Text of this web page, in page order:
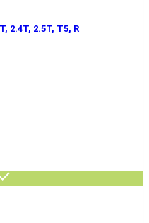
2.4T, 2.5T, T5, R